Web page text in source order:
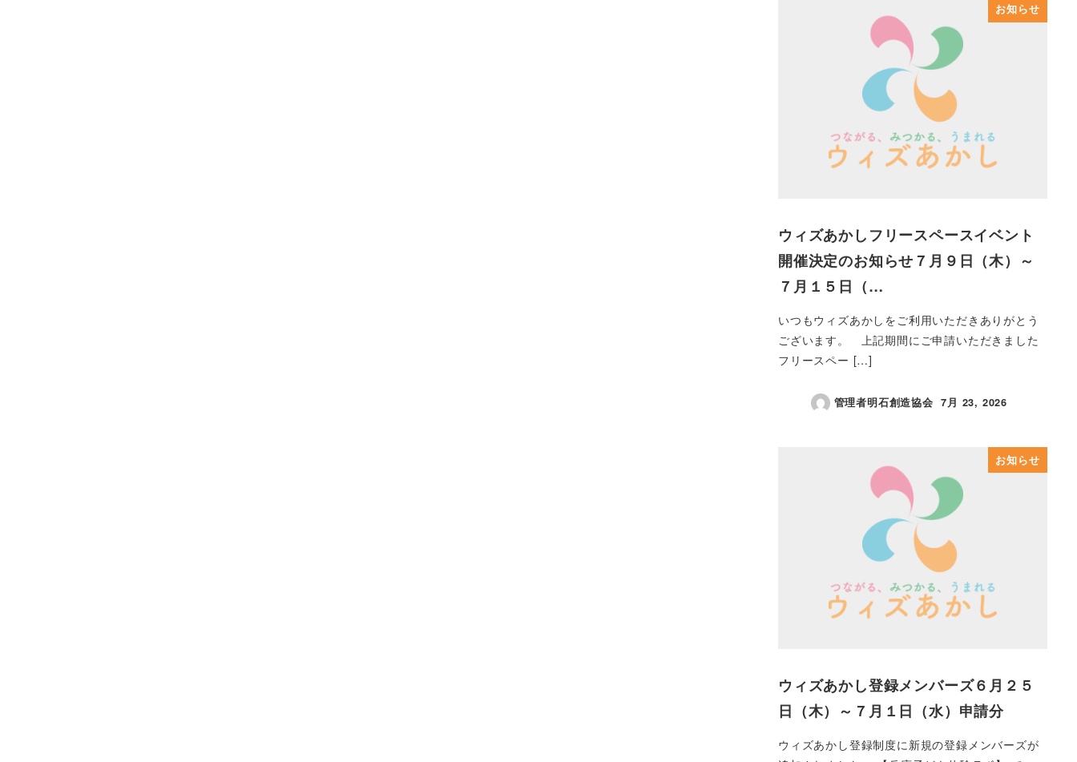
お知らせ
ウィズあかしフリースペースイベント
開催決定のお知らせ７月９日（木）～
７月１５日（…
いつもウィズあかしをご利用いただきありがとう
ございます。 上記期間にご申請いただきました
フリースペー […]
管理者明石創造協会
投稿日
7月 23, 2026
お知らせ
ウィズあかし登録メンバーズ６月２５
日（木）～７月１日（水）申請分
ウィズあかし登録制度に新規の登録メンバーズが